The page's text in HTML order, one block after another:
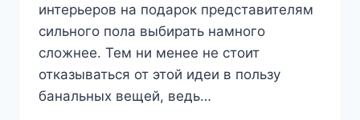
интерьеров на подарок представителям
сильного пола выбирать намного
сложнее. Тем ни менее не стоит
отказываться от этой идеи в пользу
банальных вещей, ведь…